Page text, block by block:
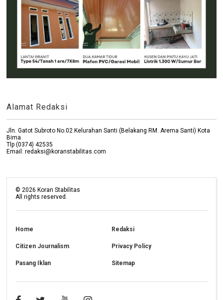
Alamat Redaksi
Jln. Gatot Subroto No.02 Kelurahan Santi (Belakang RM. Arema Santi) Kota
Bima
Tlp (0374) 42535
Email: redaksi@koranstabilitas.com
© 2026 Koran Stabilitas
All rights reserved.
Home Redaksi
Citizen Journalism Privacy Policy
Pasang Iklan Sitemap